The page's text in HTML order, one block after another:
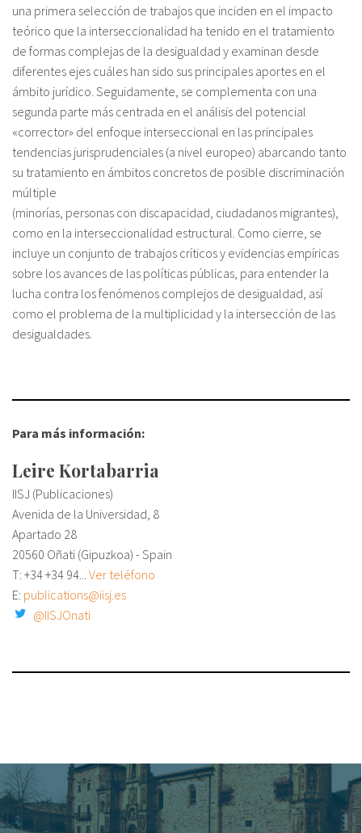
una primera selección de trabajos que inciden en el impacto
teórico que la interseccionalidad ha tenido en el tratamiento
de formas complejas de la desigualdad y examinan desde
diferentes ejes cuáles han sido sus principales aportes en el
ámbito jurídico. Seguidamente, se complementa con una
segunda parte más centrada en el análisis del potencial
«corrector» del enfoque interseccional en las principales
tendencias jurisprudenciales (a nivel europeo) abarcando tanto
su tratamiento en ámbitos concretos de posible discriminación
múltiple
(minorías, personas con discapacidad, ciudadanos migrantes),
como en la interseccionalidad estructural. Como cierre, se
incluye un conjunto de trabajos críticos y evidencias empíricas
sobre los avances de las políticas públicas, para entender la
lucha contra los fenómenos complejos de desigualdad, así
como el problema de la multiplicidad y la intersección de las
desigualdades.
Para más información:
Leire Kortabarria
IISJ (Publicaciones)
Avenida de la Universidad, 8
Apartado 28
20560 Oñati (Gipuzkoa) - Spain
T: +34+34 94... Ver teléfono
E: publications@iisj.es
@IISJOnati